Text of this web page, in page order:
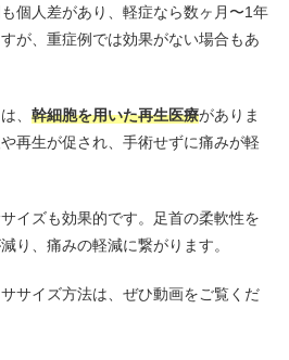
個人差があり、軽症なら数ヶ月〜1年
が、重症例では効果がない場合もあ
、 幹細胞を用いた再生医療がありま
再生が促され、手術せずに痛みが軽
イズも効果的です。足首の柔軟性を
り、痛みの軽減に繋がります。
サイズ方法は、ぜひ動画をご覧くだ